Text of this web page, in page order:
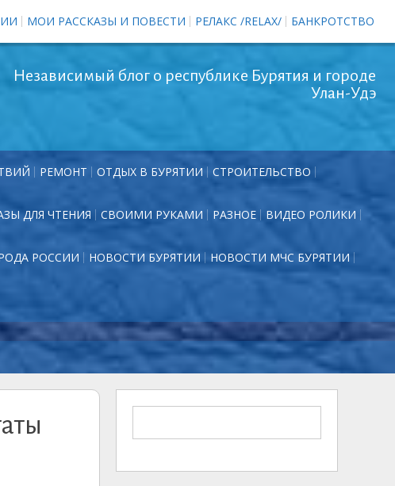
МОИ РАССКАЗЫ И ПОВЕСТИ РЕЛАКС /RELAX/ БАНКРОТСТВО
Независимый блог о республике Бурятия и городе
Улан-Удэ
РЕМОНТ ОТДЫХ В БУРЯТИИ СТРОИТЕЛЬСТВО
ДЛЯ ЧТЕНИЯ СВОИМИ РУКАМИ РАЗНОЕ ВИДЕО РОЛИКИ
РОССИИ НОВОСТИ БУРЯТИИ НОВОСТИ МЧС БУРЯТИИ